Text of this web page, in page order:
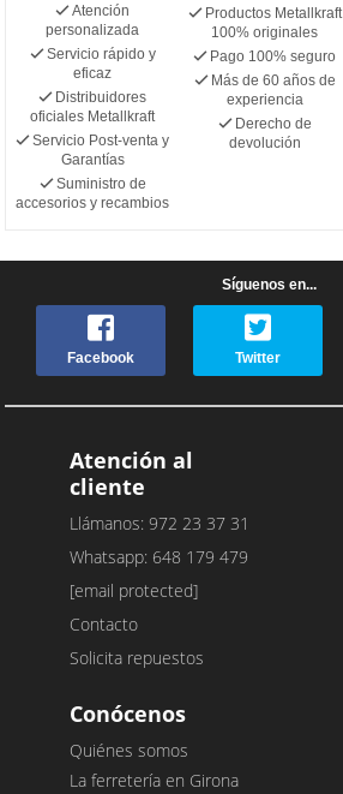
Atención
personalizada
Servicio rápido y
eficaz
Distribuidores
oficiales Metallkraft
Servicio Post-venta y
Garantías
Suministro de
accesorios y recambios
Productos Metallkraft
100% originales
Pago 100% seguro
Más de 60 años de
experiencia
Derecho de
devolución
Síguenos en...
Facebook Twitter
Atención al
cliente
Llámanos: 972 23 37 31
Whatsapp: 648 179 479
[email protected]
Contacto
Solicita repuestos
Conócenos
Quiénes somos
La ferretería en Girona